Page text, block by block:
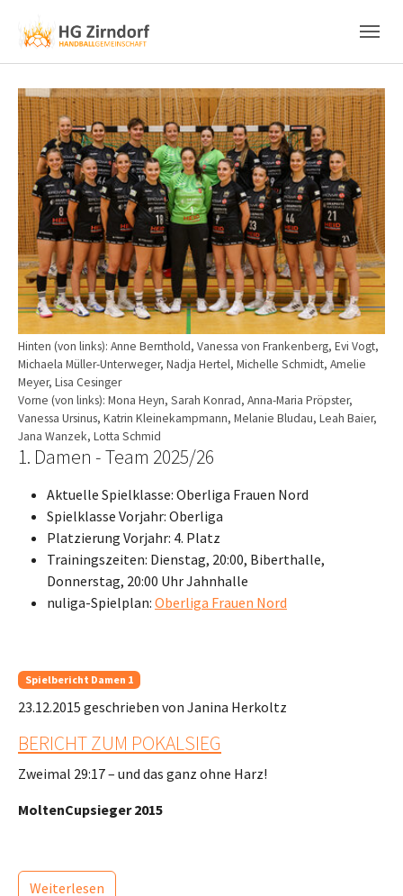
Show larger version
Hinten (von links): Anne Bernthold, Vanessa von Frankenberg, Evi Vogt,
Michaela Müller-Unterweger, Nadja Hertel, Michelle Schmidt, Amelie
Meyer, Lisa Cesinger
Vorne (von links): Mona Heyn, Sarah Konrad, Anna-Maria Pröpster,
Vanessa Ursinus, Katrin Kleinekampmann, Melanie Bludau, Leah Baier,
Jana Wanzek, Lotta Schmid
1. Damen - Team 2025/26
Aktuelle Spielklasse: Oberliga Frauen Nord
Spielklasse Vorjahr: Oberliga
Platzierung Vorjahr: 4. Platz
Trainingszeiten: Dienstag, 20:00, Biberthalle,
Donnerstag, 20:00 Uhr Jahnhalle
nuliga-Spielplan: Oberliga Frauen Nord
Spielbericht Damen 1
23.12.2015 geschrieben von Janina Herkoltz
BERICHT ZUM POKALSIEG
Zweimal 29:17 – und das ganz ohne Harz!
MoltenCupsieger 2015
Weiterlesen